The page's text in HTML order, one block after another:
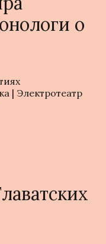
о
| Электротеатр